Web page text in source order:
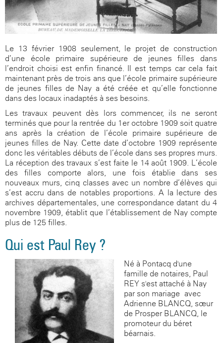
Le 13 février 1908 seulement, le projet de construction
d’une école primaire supérieure de jeunes filles dans
l’endroit choisi est enfin financé. Il est temps car cela fait
maintenant près de trois ans que l’école primaire supérieure
de jeunes filles de Nay a été créée et qu’elle fonctionne
dans des locaux inadaptés à ses besoins.
Les travaux peuvent dès lors commencer, ils ne seront
terminés que pour la rentrée du 1er octobre 1909 soit quatre
ans après la création de l’école primaire supérieure de
jeunes filles de Nay. Cette date d’octobre 1909 représente
donc les véritables débuts de l’école dans ses propres murs.
La réception des travaux s’est faite le 14 août 1909. L’école
des filles comporte alors, une fois établie dans ses
nouveaux murs, cinq classes avec un nombre d’élèves qui
s’est accru dans de notables proportions. A la lecture des
archives départementales, une correspondance datant du 4
novembre 1909, établit que l’établissement de Nay compte
plus de 125 filles.
Qui est Paul Rey ?
Né à Pontacq d'une
famille de notaires, Paul
REY s'est attaché à Nay
par son mariage avec
Adrienne BLANCQ, sœur
de Prosper BLANCQ, le
promoteur du béret
béarnais.